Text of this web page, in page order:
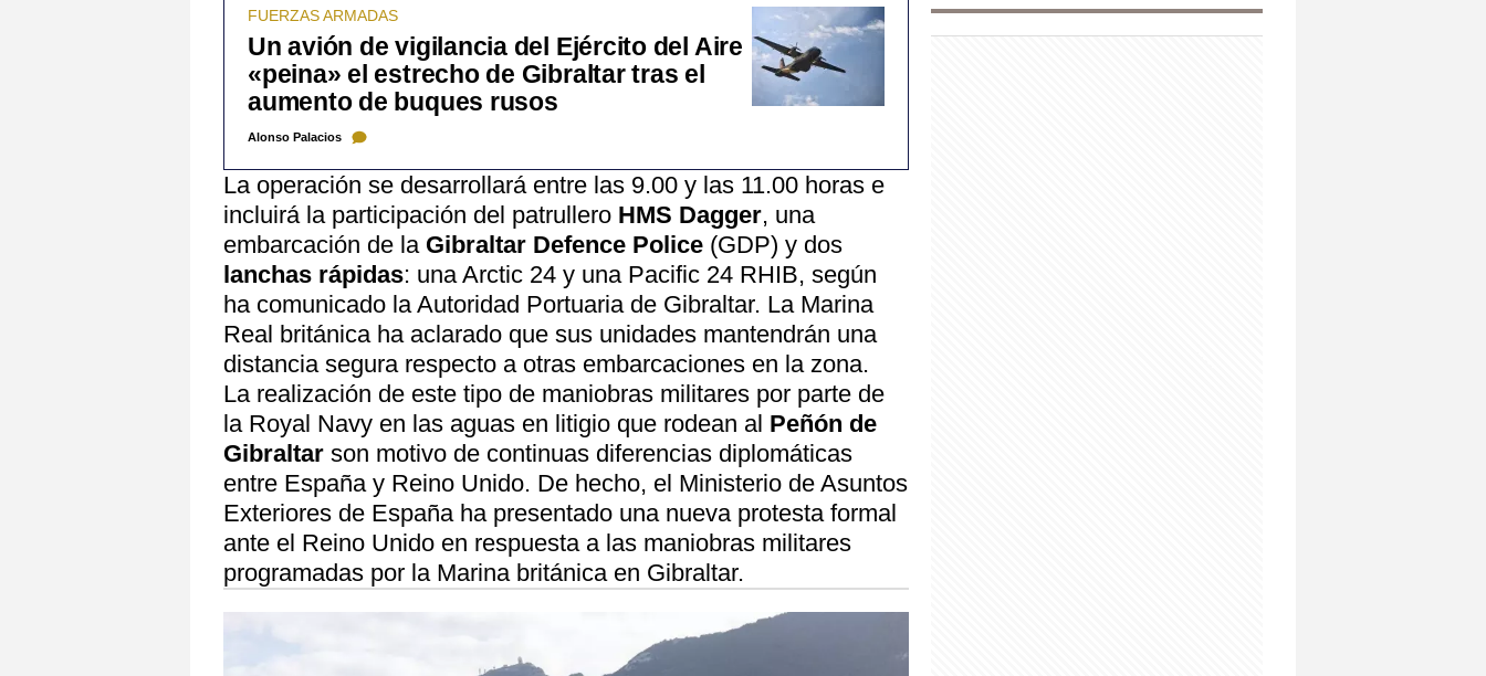
FUERZAS ARMADAS
Un avión de vigilancia del Ejército del Aire
«peina» el estrecho de Gibraltar tras el
aumento de buques rusos
Alonso Palacios
La operación se desarrollará entre las 9.00 y las 11.00 horas e
incluirá la participación del patrullero HMS Dagger, una
embarcación de la Gibraltar Defence Police (GDP) y dos
lanchas rápidas: una Arctic 24 y una Pacific 24 RHIB, según
ha comunicado la Autoridad Portuaria de Gibraltar. La Marina
Real británica ha aclarado que sus unidades mantendrán una
distancia segura respecto a otras embarcaciones en la zona.
La realización de este tipo de maniobras militares por parte de
la Royal Navy en las aguas en litigio que rodean al Peñón de
Gibraltar son motivo de continuas diferencias diplomáticas
entre España y Reino Unido. De hecho, el Ministerio de Asuntos
Exteriores de España ha presentado una nueva protesta formal
ante el Reino Unido en respuesta a las maniobras militares
programadas por la Marina británica en Gibraltar.